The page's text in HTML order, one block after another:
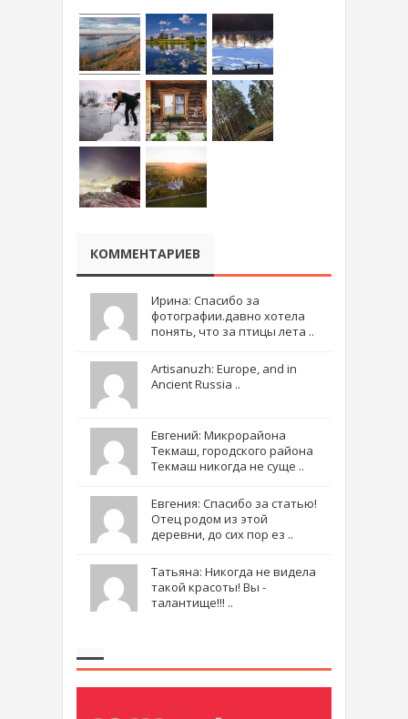
КОММЕНТАРИЕВ
Ирина: Спасибо за
фотографии.давно хотела
понять, что за птицы лета ..
Artisanuzh: Europe, and in
Ancient Russia ..
Евгений: Микрорайона
Текмаш, городского района
Текмаш никогда не суще ..
Евгения: Спасибо за статью!
Отец родом из этой
деревни, до сих пор ез ..
Татьяна: Никогда не видела
такой красоты! Вы -
талантище!!! ..